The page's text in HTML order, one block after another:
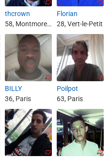
thcrown
58, Montmorency
Florian
28, Vert-le-Petit
BILLY
36, Paris
Poilpot
63, Paris